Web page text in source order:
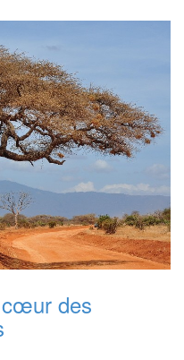
cœur des